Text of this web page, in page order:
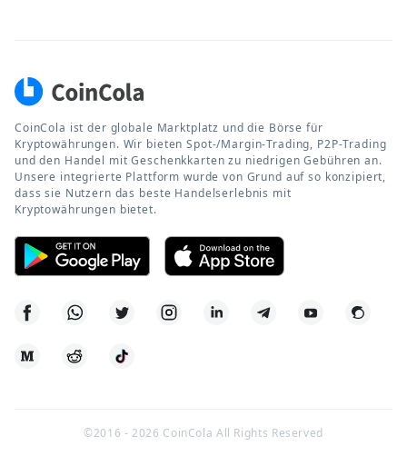
CoinCola ist der globale Marktplatz und die Börse für
Kryptowährungen. Wir bieten Spot-/Margin-Trading, P2P-Trading
und den Handel mit Geschenkkarten zu niedrigen Gebühren an.
Unsere integrierte Plattform wurde von Grund auf so konzipiert,
dass sie Nutzern das beste Handelserlebnis mit
Kryptowährungen bietet.
©2016 -2026 CoinCola All Rights Reserved